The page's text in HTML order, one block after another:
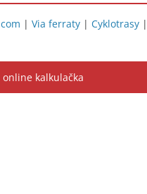
| Via ferraty | Cyklotrasy |
kalkulačka